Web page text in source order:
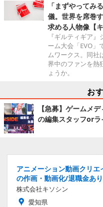
「まずやってみ
儀。世界を席巻
求める人物像【
『ギルティギア
ーム大会「EVO」
ムワークス。同社
界中のファンを熱
ょうか。
お
【急募】ゲームメ
の編集スタッフorラ
アニメーション動画クリ
の作画・動画化/退職金あり
株式会社キソシン
愛知県